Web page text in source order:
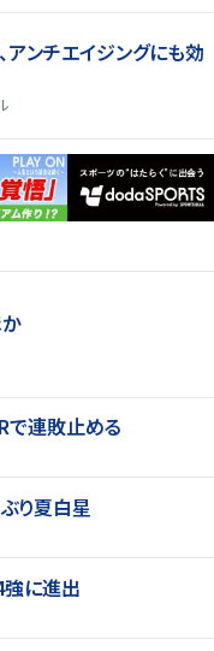
アンチエイジングにも効
で連敗止める
り夏白星
に進出